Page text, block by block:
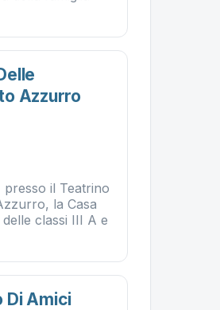
Azzurro
presso il Teatrino
la Casa
classi III A e
Di Amici